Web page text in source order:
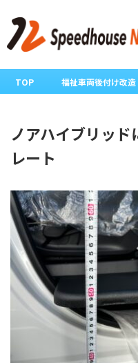
TOP 福祉車両後付け改造
ノアハイブリッ
レート